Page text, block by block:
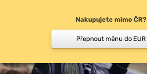
Nakupujete mimo ČR?
Přepnout měnu do EUR